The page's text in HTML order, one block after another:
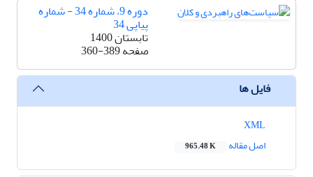
دوره 9، شماره 34 - شماره
پیاپی 34
تابستان 1400
صفحه360-389
فایل ها
اصل مقاله
965.48 K